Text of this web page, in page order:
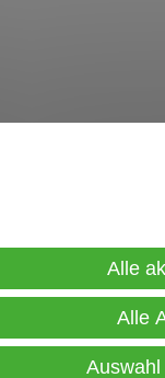
Alle
Alle